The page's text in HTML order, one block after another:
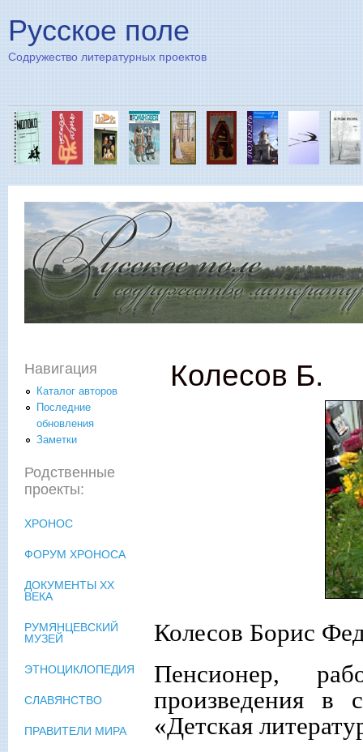
Русское поле
Содружество литературных проектов
Колесов Б.
Колесов Борис
Пенсионер,
произведения в
«Детская
Навигация
Каталог авторов
Последние
обновления
Заметки
Родственные
проекты:
ХРОНОС
ФОРУМ ХРОНОСА
ДОКУМЕНТЫ XX
ВЕКА
РУМЯНЦЕВСКИЙ
МУЗЕЙ
ЭТНОЦИКЛОПЕДИЯ
СЛАВЯНСТВО
ПРАВИТЕЛИ МИРА